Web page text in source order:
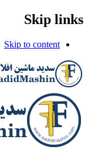
Skip links
Skip to content